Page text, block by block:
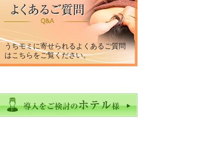
うちモミに寄せられるよくあるご質問
はこちらをご覧ください。